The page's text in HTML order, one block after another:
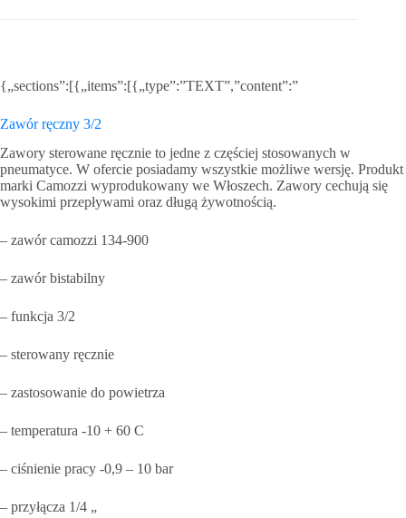
{„sections”:[{„items”:[{„type”:”TEXT”,”content”:”
Zawór ręczny 3/2
Zawory sterowane ręcznie to jedne z częściej stosowanych w
pneumatyce. W ofercie posiadamy wszystkie możliwe wersję. Produkt
marki Camozzi wyprodukowany we Włoszech. Zawory cechują się
wysokimi przepływami oraz długą żywotnością.
– zawór camozzi 134-900
– zawór bistabilny
– funkcja 3/2
– sterowany ręcznie
– zastosowanie do powietrza
– temperatura -10 + 60 C
– ciśnienie pracy -0,9 – 10 bar
– przyłącza 1/4 „